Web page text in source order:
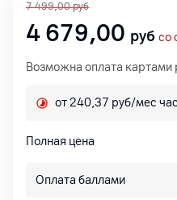
7 499,00 руб
4 679,00 руб со
Возможна оплата картами
от 240,37 руб/мес
Полная цена
Оплата баллами